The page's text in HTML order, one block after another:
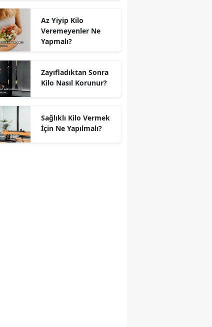
Az Yiyip Kilo
Veremeyenler Ne
Yapmalı?
Zayıfladıktan Sonra
Kilo Nasıl Korunur?
Sağlıklı Kilo Vermek
İçin Ne Yapılmalı?